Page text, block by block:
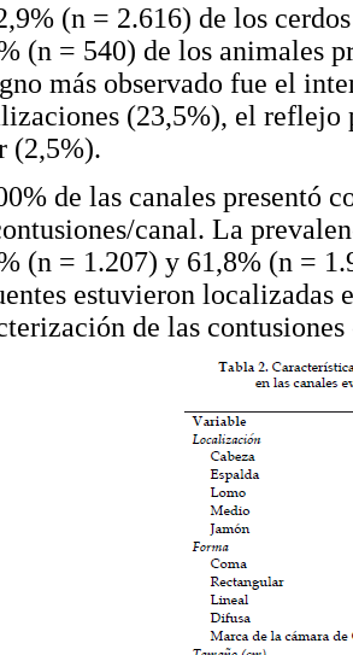
(n = 2.616) de los
(n = 540) de los animales
más observado fue el
(23,5%), el reflejo
(2,5%).
de las canales presentó
canal. La
(n = 1.207) y 61,8% (n =
estuvieron
de las